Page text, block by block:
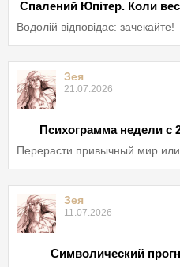
Спалений Юпітер. Коли
Водолій відповідає: зачекайте!
Зея
21.07.2026
Психограмма недели с
Перерасти привычный мир
Зея
11.07.2026
Символический